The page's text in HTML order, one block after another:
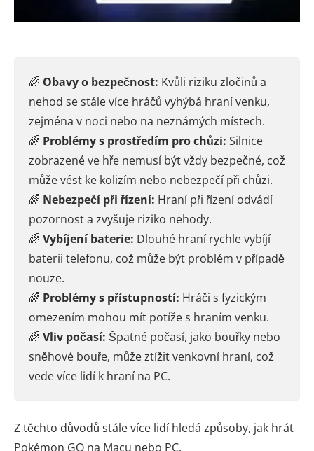
🌈 Obavy o bezpečnost: Kvůli riziku zločinů a
nehod se stále více hráčů vyhýbá hraní venku,
zejména v noci nebo na neznámých místech.
🌈 Problémy s prostředím pro chůzi: Silnice
zobrazené ve hře nemusí být vždy bezpečné, což
může vést ke kolizím nebo nebezpečí při chůzi.
🌈 Nebezpečí při řízení: Hraní při řízení odvádí
pozornost a zvyšuje riziko nehody.
🌈 Vybíjení baterie: Dlouhé hraní rychle vybíjí
baterii telefonu, což může být problém v případě
nouze.
🌈 Problémy s přístupností: Hráči s fyzickým
omezením mohou mít potíže s hraním venku.
🌈 Vliv počasí: Špatné počasí, jako bouřky nebo
sněhové bouře, může ztížit venkovní hraní, což
vede více lidí k hraní na PC.
Z těchto důvodů stále více lidí hledá způsoby, jak hrát
Pokémon GO na Macu nebo PC.